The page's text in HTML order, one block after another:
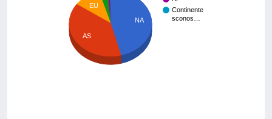
Continente
sconos…
NA
EU
AS